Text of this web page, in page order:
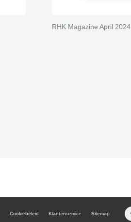
RHK Magazine April 2024
Cookiebeleid Klantenservice Sitemap